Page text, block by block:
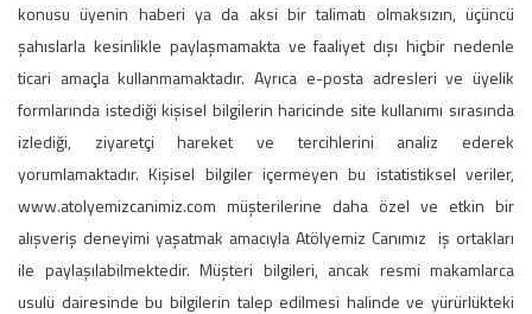
konusu üyenin haberi ya da aksi bir talimatı olmaksızın, üçüncü
şahıslarla kesinlikle paylaşmamakta ve faaliyet dışı hiçbir nedenle
ticari amaçla kullanmamaktadır. Ayrıca e-posta adresleri ve üyelik
formlarında istediği kişisel bilgilerin haricinde site kullanımı sırasında
izlediği, ziyaretçi hareket ve tercihlerini analiz ederek
yorumlamaktadır. Kişisel bilgiler içermeyen bu istatistiksel veriler,
www.atolyemizcanimiz.com müşterilerine daha özel ve etkin bir
alışveriş deneyimi yaşatmak amacıyla Atölyemiz Canımız iş ortakları
ile paylaşılabilmektedir. Müşteri bilgileri, ancak resmi makamlarca
usulü dairesinde bu bilgilerin talep edilmesi halinde ve yürürlükteki